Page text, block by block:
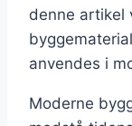
denne artikel
anvendes i
Moderne